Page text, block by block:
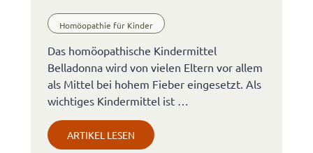
Homöopathie für Kinder
Das homöopathische Kindermittel
Belladonna wird von vielen Eltern vor allem
als Mittel bei hohem Fieber eingesetzt. Als
wichtiges Kindermittel ist …
ARTIKEL LESEN